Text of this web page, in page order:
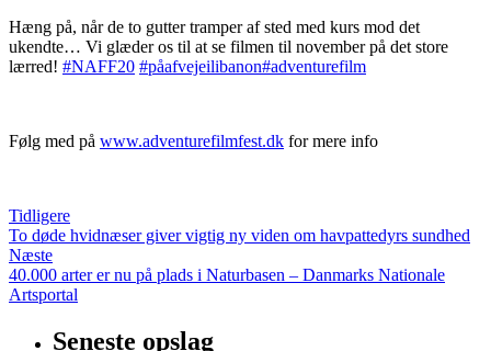
Hæng på, når de to gutter tramper af sted med kurs mod det
ukendte… Vi glæder os til at se filmen til november på det store
lærred! #NAFF20 #påafvejeilibanon#adventurefilm
Følg med på www.adventurefilmfest.dk for mere info
Tidligere
To døde hvidnæser giver vigtig ny viden om havpattedyrs sundhed
Næste
40.000 arter er nu på plads i Naturbasen – Danmarks Nationale
Artsportal
Seneste opslag